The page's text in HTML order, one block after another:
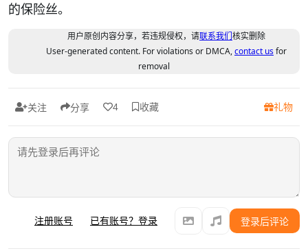
的保险丝。
用户原创内容分享，若违规侵权，请联系我们核实删除
User-generated content. For violations or DMCA,contact usfor
removal
关注 分享 4 收藏 礼物
注册账号 已有账号？登录 登录后评论